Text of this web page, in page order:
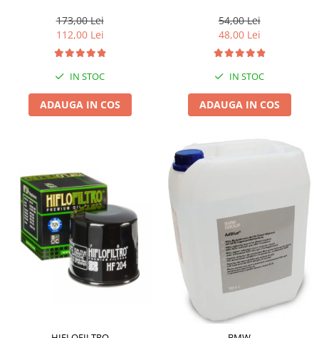
173,00 Lei
112,00 Lei
IN STOC
ADAUGA IN COS
54,00 Lei
48,00 Lei
IN STOC
ADAUGA IN COS